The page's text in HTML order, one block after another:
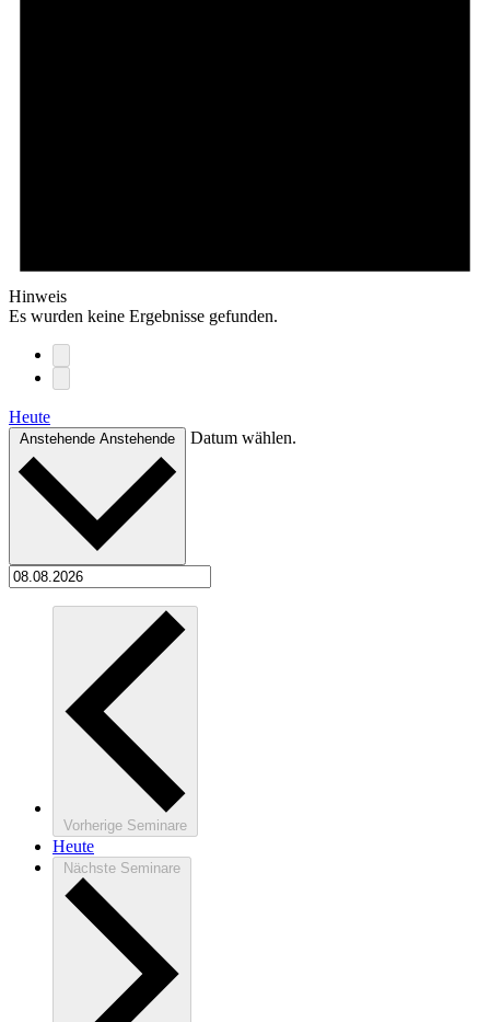
Hinweis
Es wurden keine Ergebnisse gefunden.
Heute
Anstehende Anstehende Datum wählen.
Vorherige Seminare
Heute
Nächste Seminare